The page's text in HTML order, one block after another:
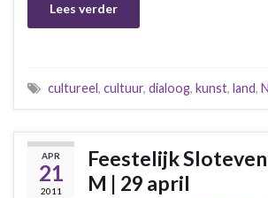
Lees verder
cultureel, cultuur, dialoog, kunst, land,
APR
21
2011
Feestelijk
M | 29 april